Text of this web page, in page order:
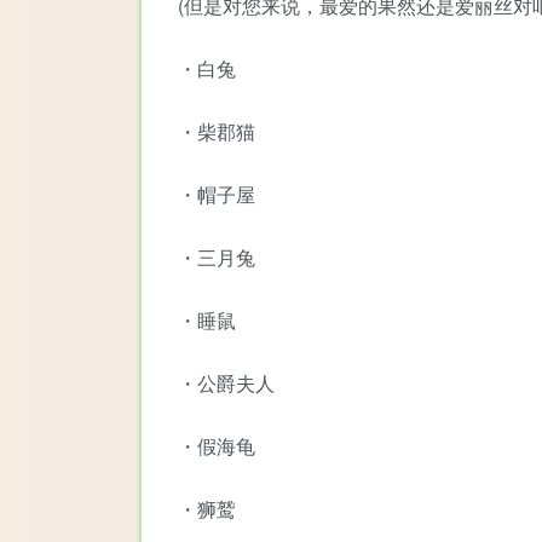
・白兔
・柴郡猫
・帽子屋
・三月兔
・睡鼠
・公爵夫人
・假海龟
・狮鹫